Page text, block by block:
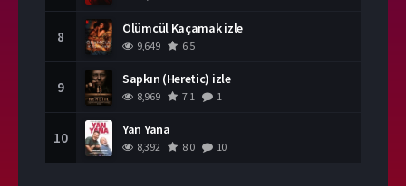
8 Ölümcül Kaçamak izle
9,649 6.5
9 Sapkın (Heretic) izle
8,969 7.1 1
10 Yan Yana
8,392 8.0 10